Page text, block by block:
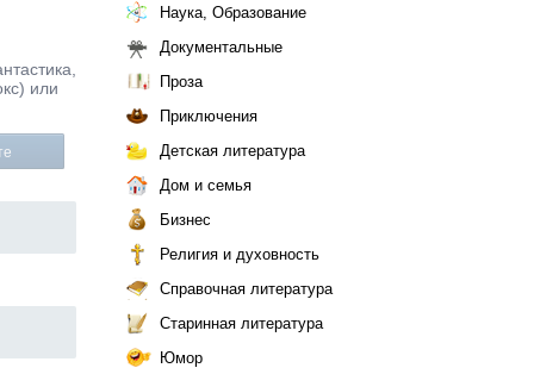
или
Наука, Образование
Документальные
Проза
Приключения
Детская литература
Дом и семья
Бизнес
Религия и духовность
Справочная литература
Старинная литература
Юмор